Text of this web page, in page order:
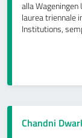
alla
laurea triennale
Institutions,
Chandni